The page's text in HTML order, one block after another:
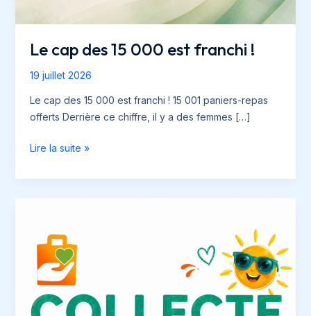
Le cap des 15 000 est franchi !
19 juillet 2026
Le cap des 15 000 est franchi ! 15 001 paniers-repas
offerts Derrière ce chiffre, il y a des femmes […]
Le
des
franchi
Lire la suite »